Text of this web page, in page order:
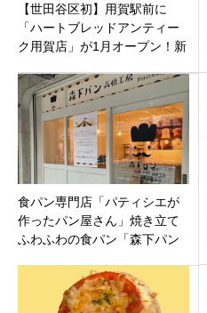
【世田谷区初】用賀駅前に
「ハートブレッドアンティー
ク用賀店」が1月オープン！新
も登場
食パン専門店「パティシエが
作ったパン屋さん」焼き立て
ふわふわの食パン「森下パン
に10月25日オープン